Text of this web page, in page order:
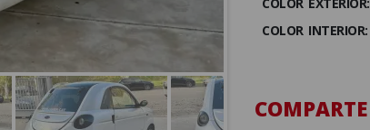
COLOR INTERIOR:
COMPARTE